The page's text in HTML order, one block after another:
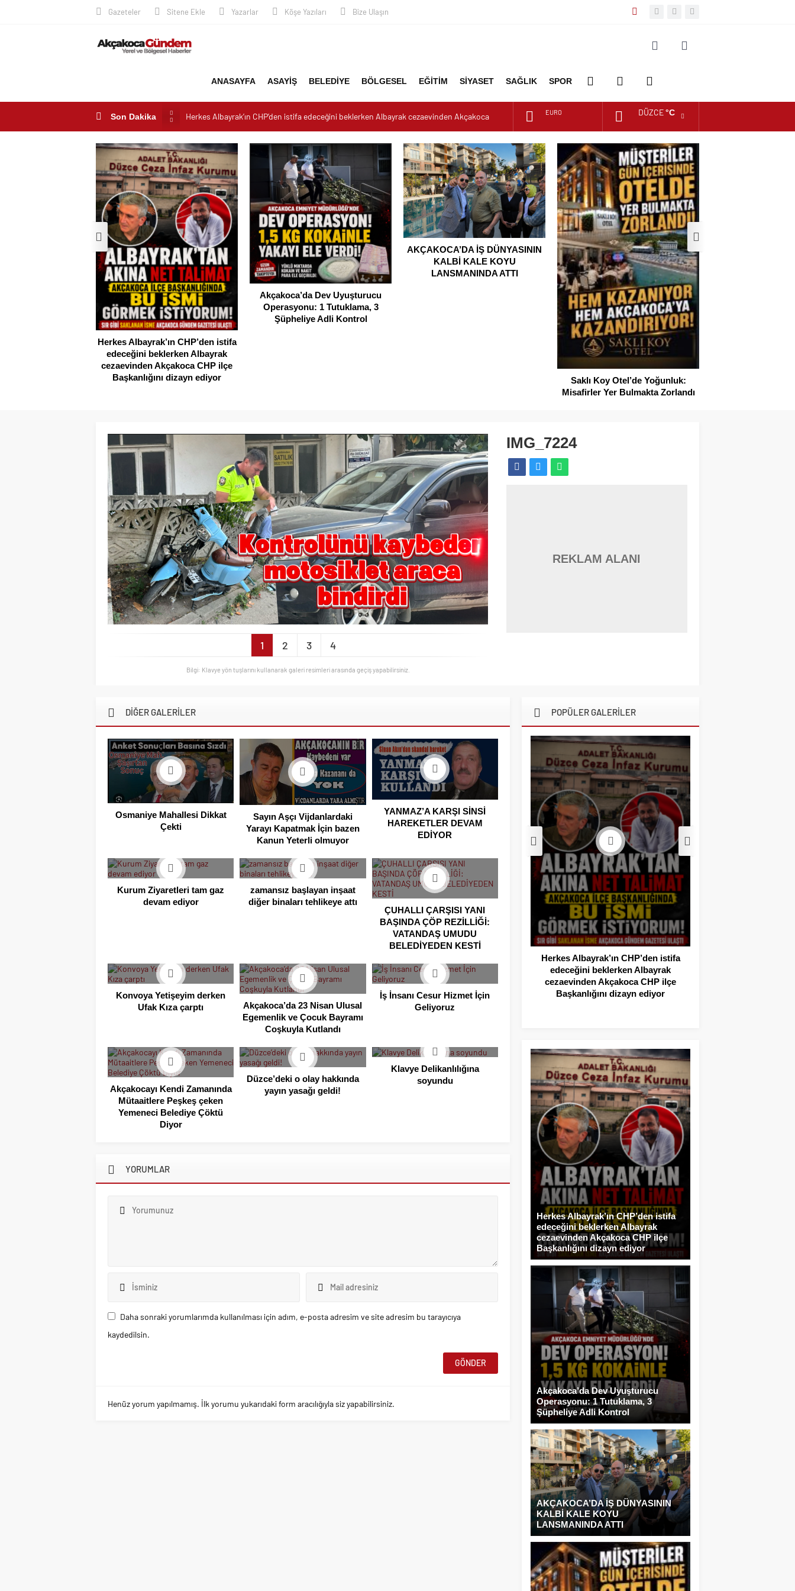
Gazeteler Sitene Ekle Yazarlar Köşe Yazıları Bize Ulaşın
ANASAYFA ASAYİŞ BELEDİYE BÖLGESEL EĞİTİM SİYASET SAĞLIK SPOR
FOTO
GALERİGALERİ
Son Dakika
AKÇAKOCA’DA İŞ DÜNYASININ KALBİ KALE KOYU LANSMANINDA ATTI
Saklı Koy Otel’de Yoğunluk: Misafirler Yer Bulmakta Zorlandı
SAHİLLERDE TEMİZLİK ALARMI!
EURO
ALTIN
DOLAR
DÜZCE°C
Herkes Albayrak’ın CHP’den istifa
edeceğini beklerken Albayrak
cezaevinden Akçakoca CHP ilçe
Başkanlığını dizayn ediyor
Akçakoca’da Dev Uyuşturucu
Operasyonu: 1 Tutuklama, 3
Şüpheliye Adli Kontrol
AKÇAKOCA’DA İŞ DÜNYASININ
KALBİ KALE KOYU
LANSMANINDA ATTI
Saklı Koy Otel’de Yoğunluk:
Misafirler Yer Bulmakta Zorlandı
1 2 3 4
Bilgi: Klavye yön tuşlarını kullanarak galeri resimleri arasında geçiş yapabilirsiniz.
IMG_7224
REKLAM ALANI
DİĞER GALERİLER
Osmaniye Mahallesi Dikkat
Çekti
Sayın Aşçı Vijdanlardaki
Yarayı Kapatmak İçin bazen
Kanun Yeterli olmuyor
YANMAZ’A KARŞI SİNSİ
HAREKETLER DEVAM
EDİYOR
Kurum Ziyaretleri tam gaz
devam ediyor
zamansız başlayan inşaat
diğer binaları tehlikeye attı
ÇUHALLI ÇARŞISI YANI
BAŞINDA ÇÖP REZİLLİĞİ:
VATANDAŞ UMUDU
BELEDİYEDEN KESTİ
Konvoya Yetişeyim derken
Ufak Kıza çarptı
Akçakoca’da 23 Nisan Ulusal
Egemenlik ve Çocuk Bayramı
Coşkuyla Kutlandı
İş İnsanı Cesur Hizmet İçin
Geliyoruz
Akçakocayı Kendi Zamanında
Mütaaitlere Peşkeş çeken
Yemeneci Belediye Çöktü
Diyor
Düzce’deki o olay hakkında
yayın yasağı geldi!
Klavye Delikanlılığına
soyundu
YORUMLAR
Daha sonraki yorumlarımda kullanılması için adım, e-posta adresim ve site adresim bu tarayıcıya
kaydedilsin.
Henüz yorum yapılmamış. İlk yorumu yukarıdaki form aracılığıyla siz yapabilirsiniz.
POPÜLER GALERİLER
Herkes Albayrak’ın CHP’den istifa
edeceğini beklerken Albayrak
cezaevinden Akçakoca CHP ilçe
Başkanlığını dizayn ediyor
Herkes Albayrak’ın CHP’den istifa
edeceğini beklerken Albayrak
cezaevinden Akçakoca CHP ilçe
Başkanlığını dizayn ediyor
Akçakoca’da Dev Uyuşturucu
Operasyonu: 1 Tutuklama, 3
Şüpheliye Adli Kontrol
AKÇAKOCA’DA İŞ DÜNYASININ
KALBİ KALE KOYU
LANSMANINDA ATTI